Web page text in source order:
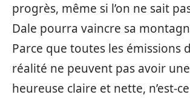
progrès, même si l’on ne sait
Dale pourra vaincre sa
Parce que toutes les émissions
réalité ne peuvent pas avoir
heureuse claire et nette, n’est-